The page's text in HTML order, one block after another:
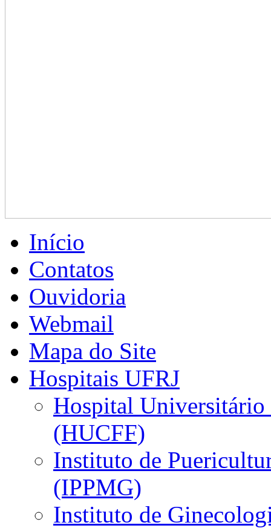
Início
Contatos
Ouvidoria
Webmail
Mapa do Site
Hospitais UFRJ
Hospital
(HUCFF)
Instituto de
(IPPMG)
Instituto de